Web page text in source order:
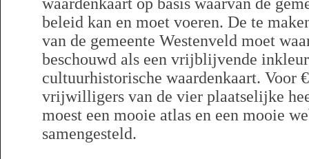
beleid kan en moet voeren. De te
van de gemeente Westenveld moet
beschouwd als een vrijblijvende
cultuurhistorische waardenkaart. Voor
vrijwilligers van de vier plaatselijke
moest een mooie atlas en een mooie
samengesteld.